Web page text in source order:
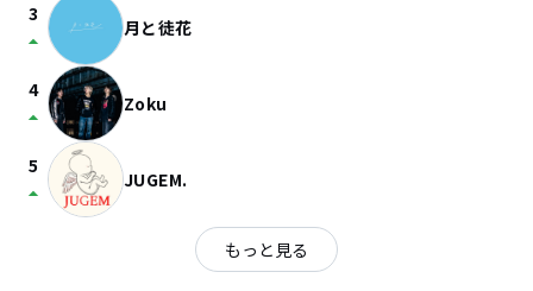
3
arrow_drop_up 月と徒花
4
arrow_drop_up Zoku
5
arrow_drop_up JUGEM.
もっと見る